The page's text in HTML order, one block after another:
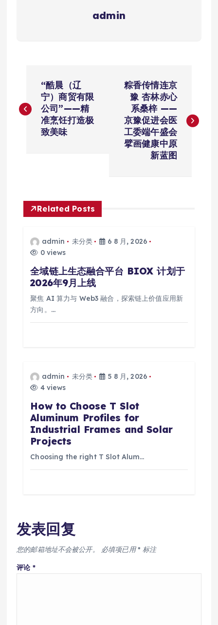
admin
章
“酷晨（辽
宁）商贸有限
公司”——精
准烹饪打造极
致美味
粽香传情连京
豫 杏林赤心
系桑梓 ——
京豫促进会医
工委端午盛会
擘画健康中原
新蓝图
Related Posts
admin 未分类
6 8 月, 2026
0 views
全域链上生态融合平台 BIOX 计划于
2026年9月上线
聚焦 AI 算力与 Web3 融合，探索链上价值应用新
方向。…
admin 未分类
5 8 月, 2026
4 views
How to Choose T Slot
Aluminum Profiles for
Industrial Frames and Solar
Projects
Choosing the right T Slot Alum…
发表回复
您的邮箱地址不会被公开。 必填项已用* 标注
评论 *